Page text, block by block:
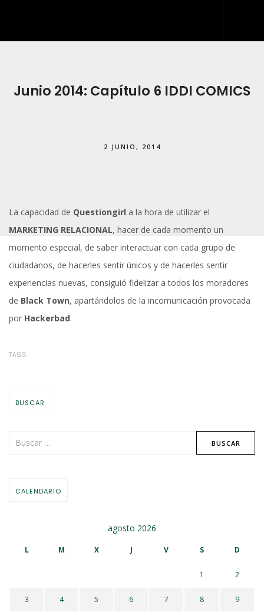
ARTES GRÁFICAS Y ROTULACIÓN
CONTACTO
Junio 2014: Capítulo 6 IDDI COMICS
2 JUNIO, 2014
La capacidad de Questiongirl a la hora de utilizar el
MARKETING RELACIONAL, hacer de cada momento un
momento especial, de saber interactuar con cada grupo de
ciudadanos, de hacerles sentir únicos y de hacerles sentir
experiencias nuevas, consiguió fidelizar a todos los moradores
de Black Town, apartándolos de la incomunicación provocada
por Hackerbad.
TAGS:
BUSCAR
CALENDARIO
agosto 2026
L M X J V S D
1 2
3 4 5 6 7 8 9